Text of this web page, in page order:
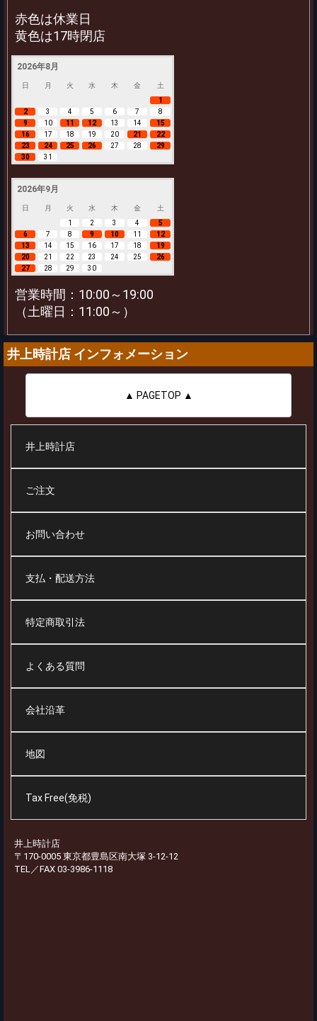
赤色は休業日
黄色は17時閉店
2026年8月
日 月 火 水 木 金
土
1
2
3 4 5 6 7
8
9
10 11 12 13 14
15
16
17 18 19 20 21
22
23
24 25 26 27 28
29
30
31
2026年9月
日 月 火 水 木 金
土
1
2 3 4
5
6
7 8 9 10 11
12
13
14 15 16 17 18
19
20
21 22 23 24 25
26
27
28 29 30
営業時間：10:00～19:00
（土曜日：11:00～）
井上時計店 インフォメーション
▲ PAGETOP ▲
井上時計店
ご注文
お問い合わせ
支払・配送方法
特定商取引法
よくある質問
会社沿革
地図
Tax Free(免税)
井上時計店
〒170-0005 東京都豊島区南大塚 3-12-12
TEL／FAX 03-3986-1118